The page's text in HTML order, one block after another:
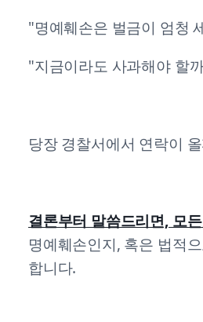
"명예훼손은 벌금이 엄청
"지금이라도 사과해야 할
당장 경찰서에서 연락이
결론부터 말씀드리면, 모
명예훼손인지, 혹은 법적
합니다.